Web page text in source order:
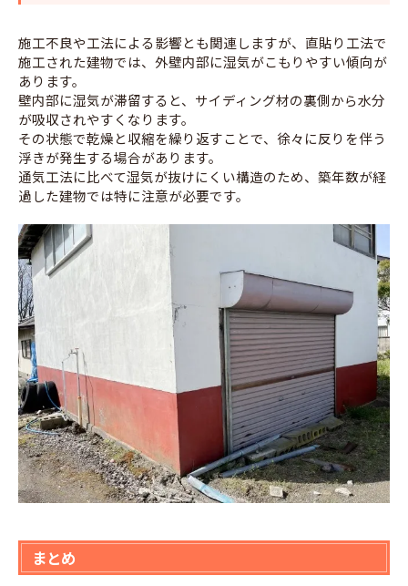
施工不良や工法による影響とも関連しますが、直貼り工法で
施工された建物では、外壁内部に湿気がこもりやすい傾向が
あります。
壁内部に湿気が滞留すると、サイディング材の裏側から水分
が吸収されやすくなります。
その状態で乾燥と収縮を繰り返すことで、徐々に反りを伴う
浮きが発生する場合があります。
通気工法に比べて湿気が抜けにくい構造のため、築年数が経
過した建物では特に注意が必要です。
まとめ